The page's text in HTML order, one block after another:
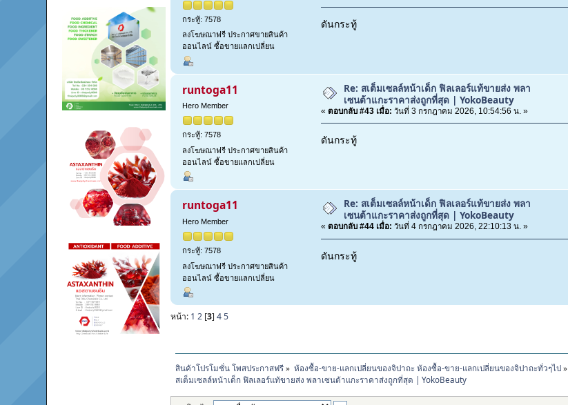
กระทู้: 7578
ลงโฆษณาฟรี ประกาศขายสินค้า
ออนไลน์ ซื้อขายแลกเปลี่ยน
ดันกระทู้
runtoga11
Hero Member
กระทู้: 7578
ลงโฆษณาฟรี ประกาศขายสินค้า
ออนไลน์ ซื้อขายแลกเปลี่ยน
Re: สเต็มเซลล์หน้าเด็ก ฟิลเลอร์แท้ขายส่ง พลา
เซนต้าแกะราคาส่งถูกที่สุด | YokoBeauty
« ตอบกลับ #43 เมื่อ: วันที่ 3 กรกฎาคม 2026, 10:54:56 น. »
ดันกระทู้
runtoga11
Hero Member
กระทู้: 7578
ลงโฆษณาฟรี ประกาศขายสินค้า
ออนไลน์ ซื้อขายแลกเปลี่ยน
Re: สเต็มเซลล์หน้าเด็ก ฟิลเลอร์แท้ขายส่ง พลา
เซนต้าแกะราคาส่งถูกที่สุด | YokoBeauty
« ตอบกลับ #44 เมื่อ: วันที่ 4 กรกฎาคม 2026, 22:10:13 น. »
ดันกระทู้
หน้า: 1 2 [3]45
สินค้าโปรโมชั่น โพสประกาสฟรี» ห้องซื้อ-ขาย-แลกเปลี่ยนของจิปาถะ ห้องซื้อ-ขาย-แลกเปลี่ยนของจิปาถะทั่วๆไป»
สเต็มเซลล์หน้าเด็ก ฟิลเลอร์แท้ขายส่ง พลาเซนต้าแกะราคาส่งถูกที่สุด | YokoBeauty